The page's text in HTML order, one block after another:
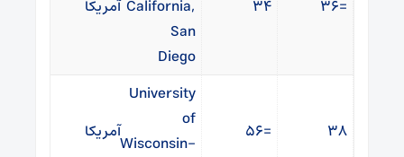
=۳۶ ۳۴
California,
San
Diego
آمریکا
۳۸ =۵۶
University
of
Wisconsin-آمریکا